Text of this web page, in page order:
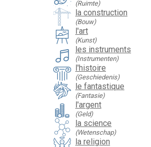
(Ruimte)
la construction
(Bouw)
l'art
(Kunst)
les instruments
(Instrumenten)
l'histoire
(Geschiedenis)
le fantastique
(Fantasie)
l'argent
(Geld)
la science
(Wetenschap)
la religion